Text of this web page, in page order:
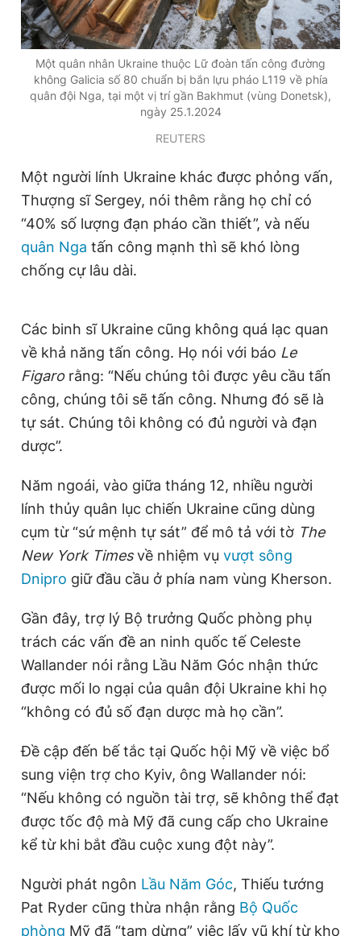
Một quân nhân Ukraine thuộc Lữ đoàn tấn công đường
không Galicia số 80 chuẩn bị bắn lựu pháo L119 về phía
quân đội Nga, tại một vị trí gần Bakhmut (vùng Donetsk),
ngày 25.1.2024
REUTERS
Một người lính Ukraine khác được phỏng vấn,
Thượng sĩ Sergey, nói thêm rằng họ chỉ có
“40% số lượng đạn pháo cần thiết”, và nếu
quân Nga tấn công mạnh thì sẽ khó lòng
chống cự lâu dài.
Các binh sĩ Ukraine cũng không quá lạc quan
về khả năng tấn công. Họ nói với báo Le
Figarorằng: “Nếu chúng tôi được yêu cầu tấn
công, chúng tôi sẽ tấn công. Nhưng đó sẽ là
tự sát. Chúng tôi không có đủ người và đạn
dược”.
Năm ngoái, vào giữa tháng 12, nhiều người
lính thủy quân lục chiến Ukraine cũng dùng
cụm từ “sứ mệnh tự sát” để mô tả với tờ The
New York Timesvề nhiệm vụ vượt sông
Dnipro giữ đầu cầu ở phía nam vùng Kherson.
Gần đây, trợ lý Bộ trưởng Quốc phòng phụ
trách các vấn đề an ninh quốc tế Celeste
Wallander nói rằng Lầu Năm Góc nhận thức
được mối lo ngại của quân đội Ukraine khi họ
“không có đủ số đạn dược mà họ cần”.
Đề cập đến bế tắc tại Quốc hội Mỹ về việc bổ
sung viện trợ cho Kyiv, ông Wallander nói:
“Nếu không có nguồn tài trợ, sẽ không thể đạt
được tốc độ mà Mỹ đã cung cấp cho Ukraine
kể từ khi bắt đầu cuộc xung đột này”.
Người phát ngôn Lầu Năm Góc, Thiếu tướng
Pat Ryder cũng thừa nhận rằng Bộ Quốc
phòng Mỹ đã “tạm dừng” việc lấy vũ khí từ kho